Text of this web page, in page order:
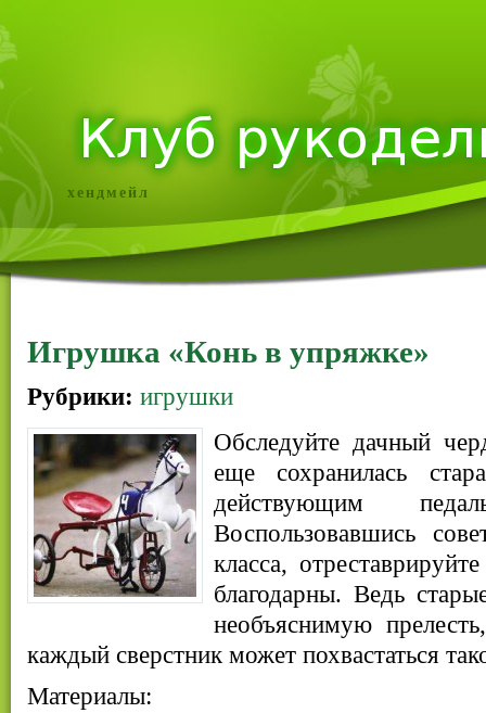
хендмейл
Игрушка «Конь в упряжке»
Рубрики: игрушки
Обследуйте дачный
еще сохранилась
действующим
Воспользовавшись
класса,
благодарны. Ведь
необъяснимую
каждый сверстник может похвастаться
Материалы: